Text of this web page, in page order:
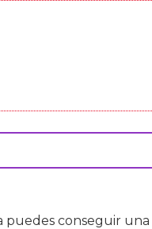
conseguir